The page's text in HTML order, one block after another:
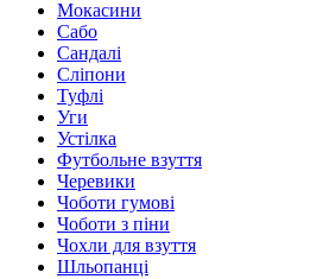
Мокасини
Сабо
Сандалі
Сліпони
Туфлі
Уги
Устілка
Футбольне взуття
Черевики
Чоботи гумові
Чоботи з піни
Чохли для взуття
Шльопанці